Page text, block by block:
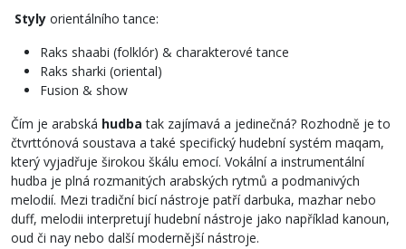
Styly orientálního tance:
Raks shaabi (folklór) & charakterové tance
Raks sharki (oriental)
Fusion & show
Čím je arabská hudba tak zajímavá a jedinečná? Rozhodně je to
čtvrttónová soustava a také specifický hudební systém maqam,
který vyjadřuje širokou škálu emocí. Vokální a instrumentální
hudba je plná rozmanitých arabských rytmů a podmanivých
melodií. Mezi tradiční bicí nástroje patří darbuka, mazhar nebo
duff, melodii interpretují hudební nástroje jako například kanoun,
oud či nay nebo další modernější nástroje.